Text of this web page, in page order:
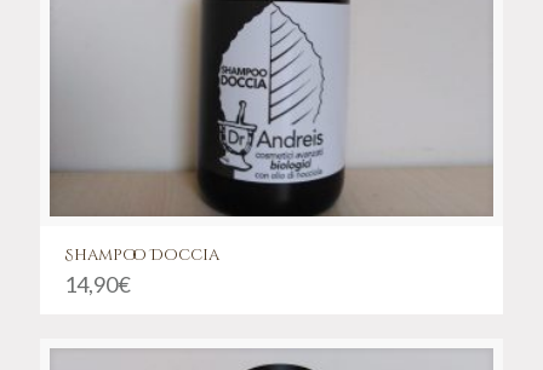
Shampoo Doccia
14,90€